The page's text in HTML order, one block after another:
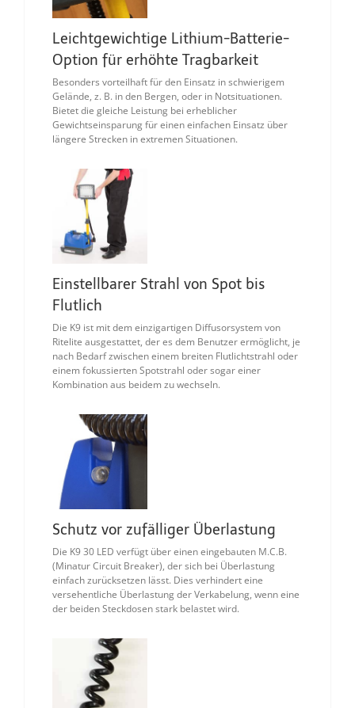
Leichtgewichtige Lithium-Batterie-
Option für erhöhte Tragbarkeit
Besonders vorteilhaft für den Einsatz in schwierigem
Gelände, z. B. in den Bergen, oder in Notsituationen.
Bietet die gleiche Leistung bei erheblicher
Gewichtseinsparung für einen einfachen Einsatz über
längere Strecken in extremen Situationen.
Einstellbarer Strahl von Spot bis
Flutlich
Die K9 ist mit dem einzigartigen Diffusorsystem von
Ritelite ausgestattet, der es dem Benutzer ermöglicht, je
nach Bedarf zwischen einem breiten Flutlichtstrahl oder
einem fokussierten Spotstrahl oder sogar einer
Kombination aus beidem zu wechseln.
Schutz vor zufälliger Überlastung
Die K9 30 LED verfügt über einen eingebauten M.C.B.
(Minatur Circuit Breaker), der sich bei Überlastung
einfach zurücksetzen lässt. Dies verhindert eine
versehentliche Überlastung der Verkabelung, wenn eine
der beiden Steckdosen stark belastet wird.